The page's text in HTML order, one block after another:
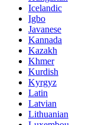
Icelandic
Igbo
Javanese
Kannada
Kazakh
Khmer
Kurdish
Kyrgyz
Latin
Latvian
Lithuanian